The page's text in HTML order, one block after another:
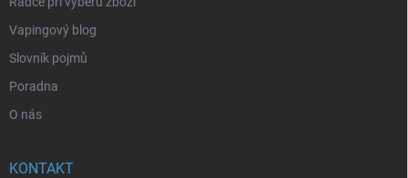
Vapingový blog
Slovník pojmů
Poradna
O nás
KONTAKT